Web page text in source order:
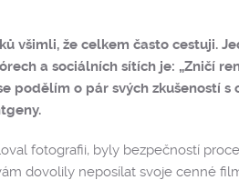
všimli, že celkem často cestuji.
a sociálních sítích je: „Zničí
podělím o pár svých zkušeností s
fotografii, byly bezpečností
dovolily neposílat svoje cenné